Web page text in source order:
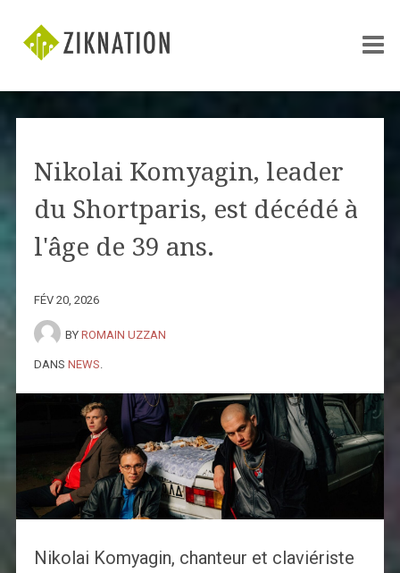
Nikolai Komyagin, leader
du Shortparis, est décédé à
l'âge de 39 ans.
FÉV 20, 2026
BY ROMAIN UZZAN
DANS NEWS
Nikolai Komyagin, chanteur et claviériste